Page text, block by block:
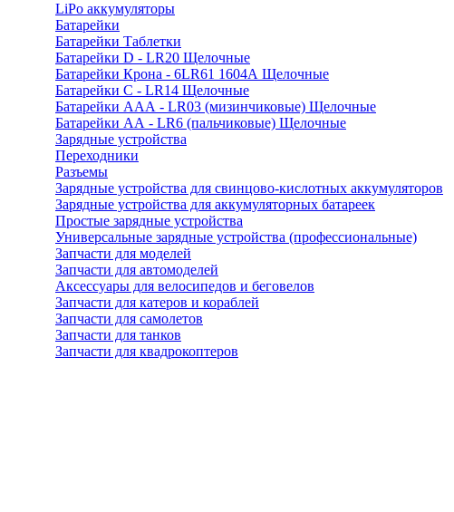
LiPo аккумуляторы
Батарейки
Батарейки Таблетки
Батарейки D - LR20 Щелочные
Батарейки Крона - 6LR61 1604A Щелочные
Батарейки C - LR14 Щелочные
Батарейки AAA - LR03 (мизинчиковые) Щелочные
Батарейки AA - LR6 (пальчиковые) Щелочные
Зарядные устройства
Переходники
Разъемы
Зарядные устройства для свинцово-кислотных аккумуляторов
Зарядные устройства для аккумуляторных батареек
Простые зарядные устройства
Универсальные зарядные устройства (профессиональные)
Запчасти для моделей
Запчасти для автомоделей
Аксессуары для велосипедов и беговелов
Запчасти для катеров и кораблей
Запчасти для самолетов
Запчасти для танков
Запчасти для квадрокоптеров